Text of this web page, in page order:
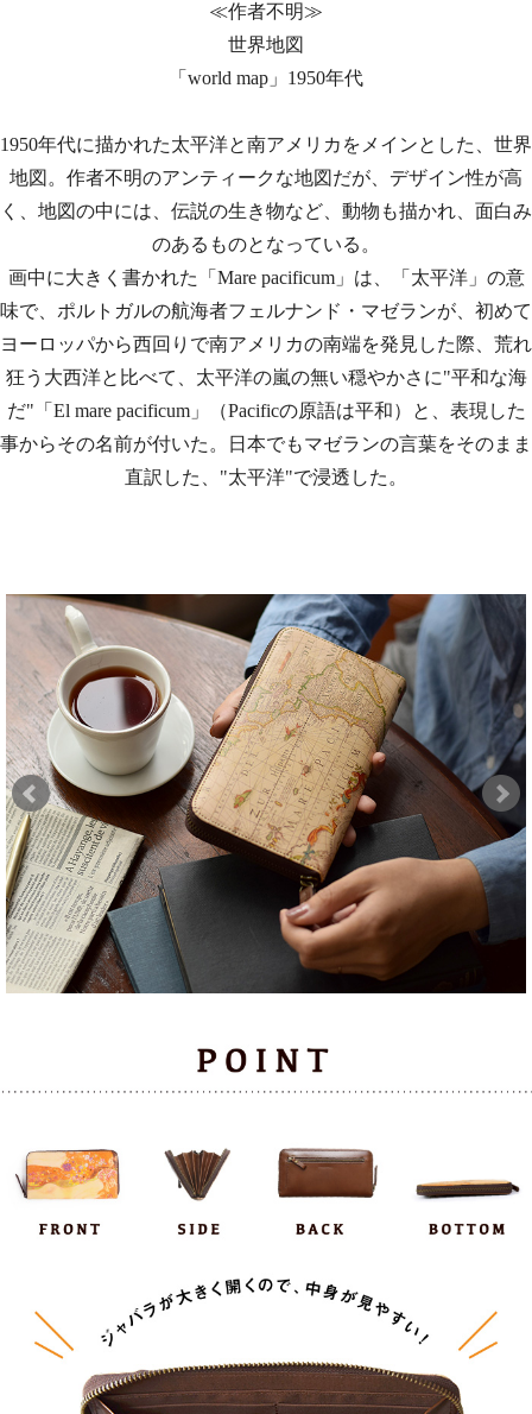
≪作者不明≫
世界地図
「world map」1950年代
1950年代に描かれた太平洋と南アメリカをメインとした、世界
地図。作者不明のアンティークな地図だが、デザイン性が高
く、地図の中には、伝説の生き物など、動物も描かれ、面白み
のあるものとなっている。
画中に大きく書かれた「Mare pacificum」は、「太平洋」の意
味で、ポルトガルの航海者フェルナンド・マゼランが、初めて
ヨーロッパから西回りで南アメリカの南端を発見した際、荒れ
狂う大西洋と比べて、太平洋の嵐の無い穏やかさに"平和な海
だ"「El mare pacificum」（Pacificの原語は平和）と、表現した
事からその名前が付いた。日本でもマゼランの言葉をそのまま
直訳した、"太平洋"で浸透した。